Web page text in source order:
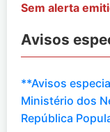
Sem alerta
Avisos
**Avisos
Ministério dos
República